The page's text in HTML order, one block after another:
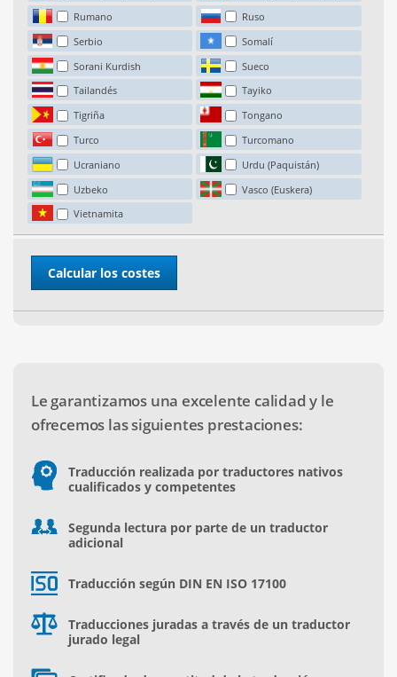
Rumano
Ruso
Serbio
Somalí
Sorani Kurdish
Sueco
Tailandés
Tayiko
Tigriña
Tongano
Turco
Turcomano
Ucraniano
Urdu (Paquistán)
Uzbeko
Vasco (Euskera)
Vietnamita
Le garantizamos una excelente calidad y le
ofrecemos las siguientes prestaciones:
Traducción realizada por traductores nativos
cualificados y competentes
Segunda lectura por parte de un traductor
adicional
Traducción según DIN EN ISO 17100
Traducciones juradas a través de un traductor
jurado legal